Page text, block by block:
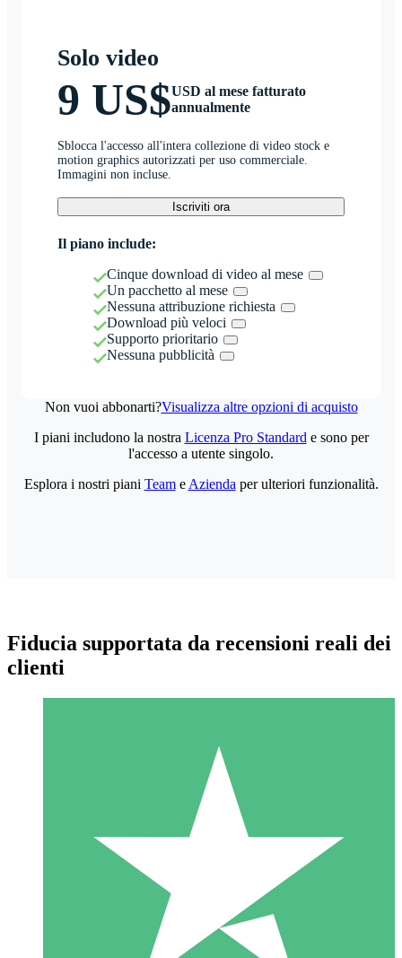
Solo video
9 US$USD al mese fatturato
annualmente
Sblocca l'accesso all'intera collezione di video stock e
motion graphics autorizzati per uso commerciale.
Immagini non incluse.
Iscriviti ora
Il piano include:
Cinque download di video al mese
Un pacchetto al mese
Nessuna attribuzione richiesta
Download più veloci
Supporto prioritario
Nessuna pubblicità
Non vuoi abbonarti?Visualizza altre opzioni di acquisto
Pacchetti di Crediti Individuali
Paga a consumo con crediti di download. Nessun impegno
1 Download
10
I piani includono la nostra Licenza Pro Standard e sono per
l'accesso a utente singolo.
Esplora i nostri piani Teame Azienda per ulteriori funzionalità.
Fiducia supportata da recensioni reali dei
clienti